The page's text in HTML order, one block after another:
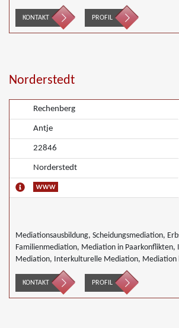
Gruppenkonflikten, Mediation von
Mediation in der Wohnungswirtschaft,
Wirtschaftsmediation
KONTAKT PROFIL
Norderstedt
Rechenberg
Antje
22846
Norderstedt
Mediationsausbildung, Scheidungsmediation,
Familienmediation, Mediation in Paarkonflikten,
Mediation, Interkulturelle Mediation, Mediation
Gruppenkonflikten, Nachbarschaftsmediation,
Wirtschaftsmediation
KONTAKT PROFIL